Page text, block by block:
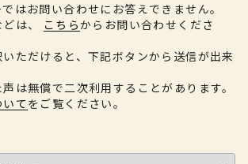
はお問い合わせにお答えできません。
は、
こちらからお問い合わせくださ
ただけると、下記ボタンから送信が出来
は無償で二次利用することがあります。
て をご覧ください。